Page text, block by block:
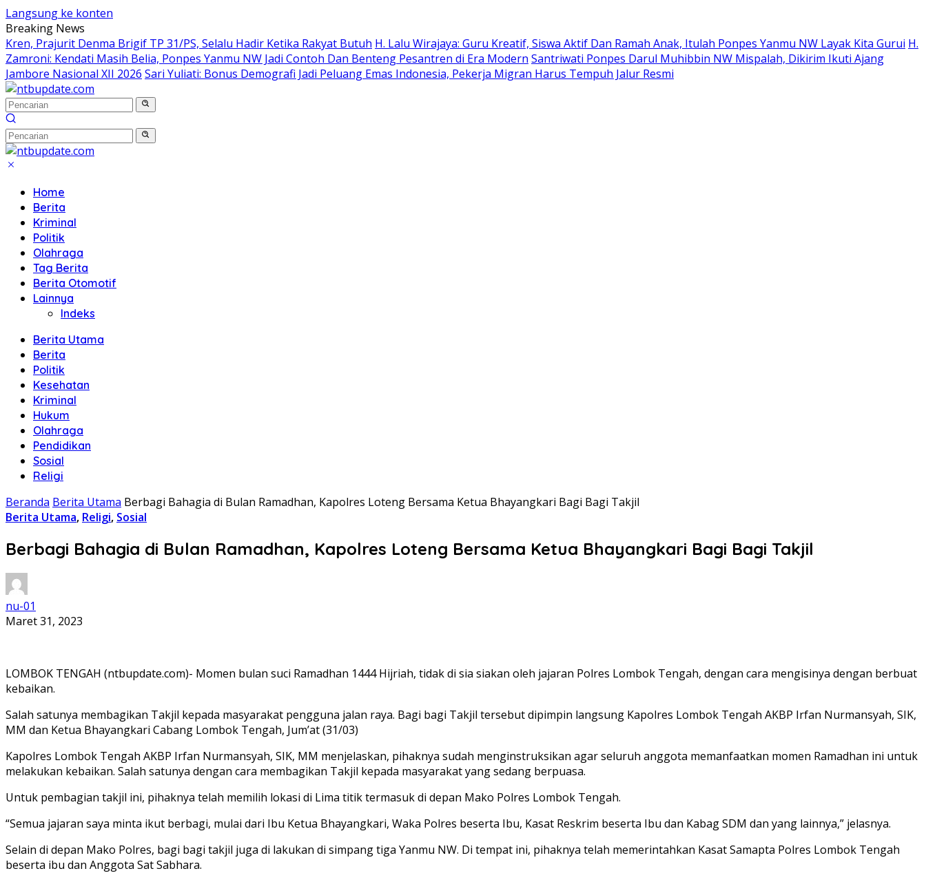
Langsung ke konten
Breaking News
Kren, Prajurit Denma Brigif TP 31/PS, Selalu Hadir Ketika Rakyat Butuh H. Lalu Wirajaya: Guru Kreatif, Siswa Aktif Dan Ramah Anak, Itulah Ponpes Yanmu NW Layak Kita Gurui H.
Zamroni: Kendati Masih Belia, Ponpes Yanmu NW Jadi Contoh Dan Benteng Pesantren di Era Modern Santriwati Ponpes Darul Muhibbin NW Mispalah, Dikirim Ikuti Ajang
Jambore Nasional XII 2026 Sari Yuliati: Bonus Demografi Jadi Peluang Emas Indonesia, Pekerja Migran Harus Tempuh Jalur Resmi
Home
Berita
Kriminal
Politik
Olahraga
Tag Berita
Berita Otomotif
Lainnya
Indeks
Berita Utama
Berita
Politik
Kesehatan
Kriminal
Hukum
Olahraga
Pendidikan
Sosial
Religi
Beranda Berita Utama Berbagi Bahagia di Bulan Ramadhan, Kapolres Loteng Bersama Ketua Bhayangkari Bagi Bagi Takjil
Berita Utama, Religi, Sosial
Berbagi Bahagia di Bulan Ramadhan, Kapolres Loteng Bersama Ketua Bhayangkari Bagi Bagi Takjil
nu-01
Maret 31, 2023
LOMBOK TENGAH (ntbupdate.com)- Momen bulan suci Ramadhan 1444 Hijriah, tidak di sia siakan oleh jajaran Polres Lombok Tengah, dengan cara mengisinya dengan berbuat
kebaikan.
Salah satunya membagikan Takjil kepada masyarakat pengguna jalan raya. Bagi bagi Takjil tersebut dipimpin langsung Kapolres Lombok Tengah AKBP Irfan Nurmansyah, SIK,
MM dan Ketua Bhayangkari Cabang Lombok Tengah, Jum’at (31/03)
Kapolres Lombok Tengah AKBP Irfan Nurmansyah, SIK, MM menjelaskan, pihaknya sudah menginstruksikan agar seluruh anggota memanfaatkan momen Ramadhan ini untuk
melakukan kebaikan. Salah satunya dengan cara membagikan Takjil kepada masyarakat yang sedang berpuasa.
Untuk pembagian takjil ini, pihaknya telah memilih lokasi di Lima titik termasuk di depan Mako Polres Lombok Tengah.
“Semua jajaran saya minta ikut berbagi, mulai dari Ibu Ketua Bhayangkari, Waka Polres beserta Ibu, Kasat Reskrim beserta Ibu dan Kabag SDM dan yang lainnya,” jelasnya.
Selain di depan Mako Polres, bagi bagi takjil juga di lakukan di simpang tiga Yanmu NW. Di tempat ini, pihaknya telah memerintahkan Kasat Samapta Polres Lombok Tengah
beserta ibu dan Anggota Sat Sabhara.